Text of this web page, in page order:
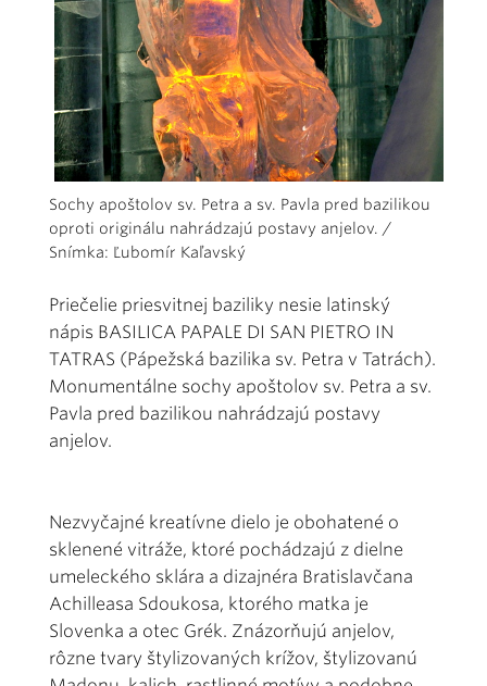
Sochy apoštolov sv. Petra a sv. Pavla pred bazilikou
oproti originálu nahrádzajú postavy anjelov. /
Snímka: Ľubomír Kaľavský
Priečelie priesvitnej baziliky nesie latinský
nápis BASILICA PAPALE DI SAN PIETRO IN
TATRAS (Pápežská bazilika sv. Petra v Tatrách).
Monumentálne sochy apoštolov sv. Petra a sv.
Pavla pred bazilikou nahrádzajú postavy
anjelov.
Nezvyčajné kreatívne dielo je obohatené o
sklenené vitráže, ktoré pochádzajú z dielne
umeleckého sklára a dizajnéra Bratislavčana
Achilleasa Sdoukosa, ktorého matka je
Slovenka a otec Grék. Znázorňujú anjelov,
rôzne tvary štylizovaných krížov, štylizovanú